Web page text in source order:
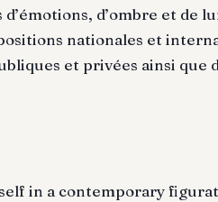
d’ombre et de
nationales et
et privées ainsi que
in a contemporary